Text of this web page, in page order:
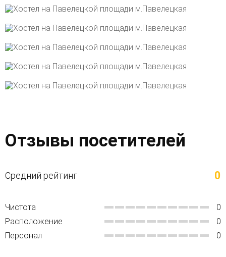
Отзывы посетителей
Средний рейтинг 0
Чистота
0
Расположение
0
Персонал
0